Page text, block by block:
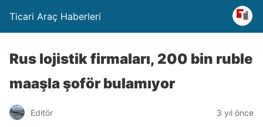
Ticari Araç Haberleri
Rus lojistik firmaları, 200 bin ruble
maaşla şoför bulamıyor
Editör 3 yıl önce